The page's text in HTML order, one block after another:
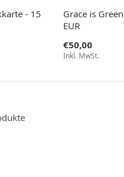
- 15
Grace is
EUR
€50,00
Inkl. MwSt.